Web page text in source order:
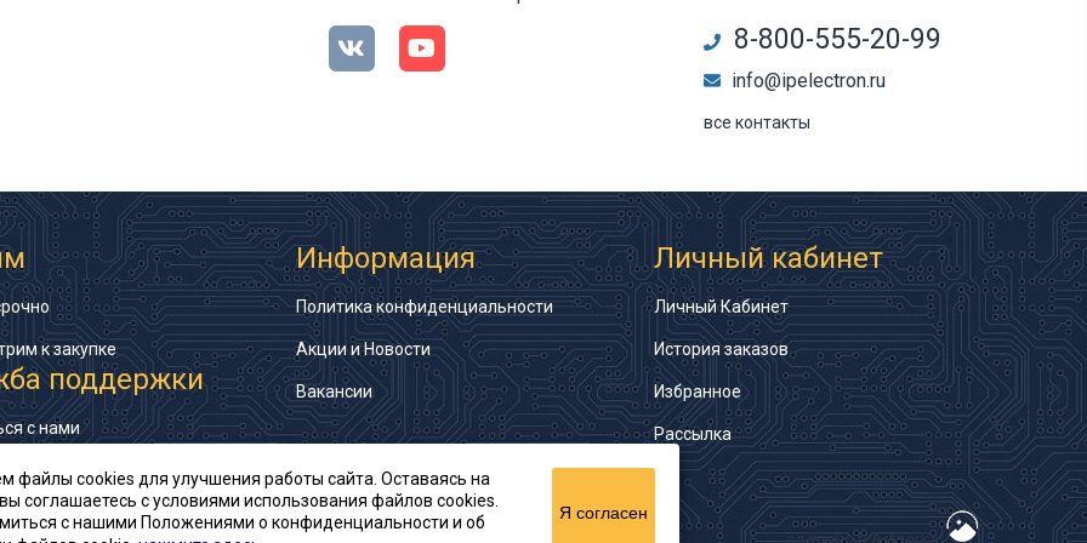
8-800-555-20-99
info@ipelectron.ru
все контакты
к закупке
поддержки
с нами
Информация
Политика конфиденциальности
Акции и Новости
Вакансии
Личный кабинет
Личный Кабинет
История заказов
Избранное
Рассылка
© Ай-Пи Электрон, 2002—2026
файлы cookies для улучшения работы сайта. Оставаясь на
соглашаетесь с условиями использования файлов cookies.
с нашими Положениями о конфиденциальности и об
Я согласен